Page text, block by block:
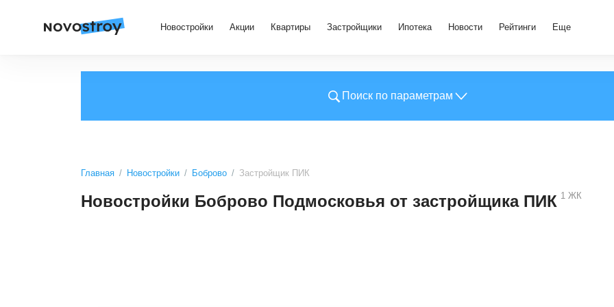
Новостройки Акции Квартиры Застройщики Ипотека Новости Рейтинги Еще
Поиск по параметрам
Главная Новостройки Боброво Застройщик ПИК
Новостройки Боброво Подмосковья от застройщика ПИК 1 ЖК